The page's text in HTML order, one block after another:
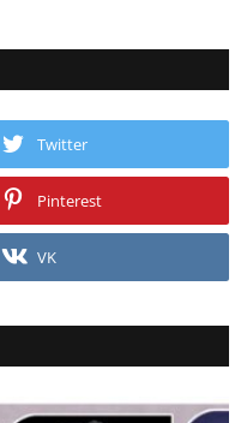
Twitter
Pinterest
VK